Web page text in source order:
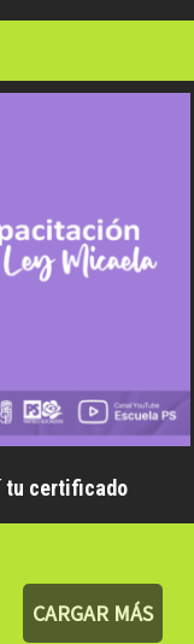
tu certificado
CARGAR MÁS